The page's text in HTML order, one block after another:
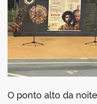
O ponto alto da